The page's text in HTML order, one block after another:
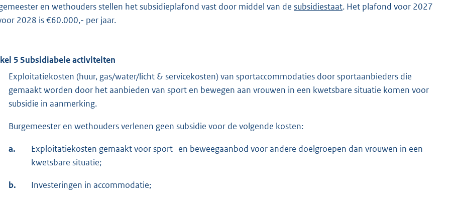
en wethouders stellen het subsidieplafond vast door middel van de subsidiestaat. Het plafond voor 2027
2028 is €60.000,- per jaar.
5 Subsidiabele activiteiten
Exploitatiekosten (huur, gas/water/licht & servicekosten) van sportaccommodaties door sportaanbieders die
gemaakt worden door het aanbieden van sport en bewegen aan vrouwen in een kwetsbare situatie komen voor
subsidie in aanmerking.
Burgemeester en wethouders verlenen geen subsidie voor de volgende kosten:
a.
Exploitatiekosten gemaakt voor sport- en beweegaanbod voor andere doelgroepen dan vrouwen in een
kwetsbare situatie;
b. Investeringen in accommodatie;